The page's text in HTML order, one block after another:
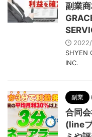
副業
SHYEN
INC.
副業
合同
(line